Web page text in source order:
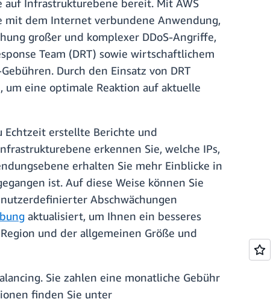
auf Infrastrukturebene bereit. Mit AWS
mit dem Internet verbundene Anwendung,
großer und komplexer DDoS-Angriffe,
Team (DRT) sowie wirtschaftlichem
Durch den Einsatz von DRT
eine optimale Reaktion auf aktuelle
Echtzeit erstellte Berichte und
erkennen Sie, welche IPs,
erhalten Sie mehr Einblicke in
ist. Auf diese Weise können Sie
Abschwächungen
aktualisiert, um Ihnen ein besseres
und der allgemeinen Größe und
Sie zahlen eine monatliche Gebühr
finden Sie unter